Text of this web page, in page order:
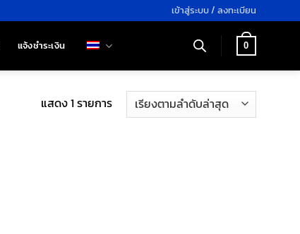
เข้าสู่ระบบ / ลงทะเบียน
แจ้งชำระเงิน 0
แสดง 1 รายการ